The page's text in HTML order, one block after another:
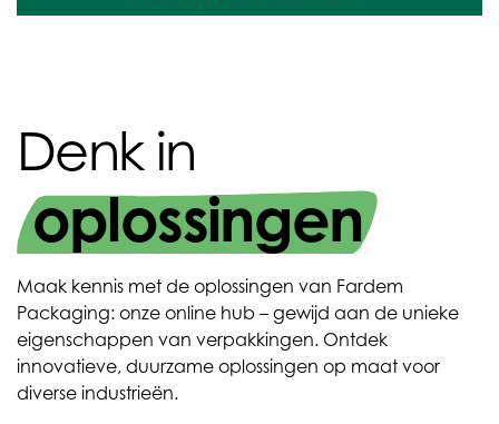
Denk in
oplossingen
Maak kennis met de oplossingen van Fardem
Packaging: onze online hub – gewijd aan de unieke
eigenschappen van verpakkingen. Ontdek
innovatieve, duurzame oplossingen op maat voor
diverse industrieën.